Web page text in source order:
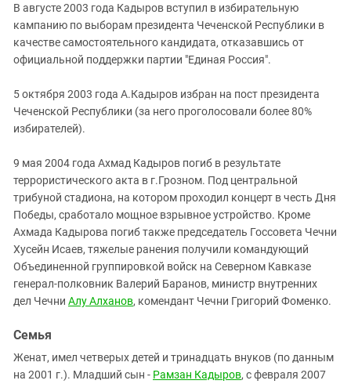
В августе 2003 года Кадыров вступил в избирательную
кампанию по выборам президента Чеченской Республики в
качестве самостоятельного кандидата, отказавшись от
официальной поддержки партии "Единая Россия".
5 октября 2003 года А.Кадыров избран на пост президента
Чеченской Республики (за него проголосовали более 80%
избирателей).
9 мая 2004 года Ахмад Кадыров погиб в результате
террористического акта в г.Грозном. Под центральной
трибуной стадиона, на котором проходил концерт в честь Дня
Победы, сработало мощное взрывное устройство. Кроме
Ахмада Кадырова погиб также председатель Госсовета Чечни
Хусейн Исаев, тяжелые ранения получили командующий
Объединенной группировкой войск на Северном Кавказе
генерал-полковник Валерий Баранов, министр внутренних
дел Чечни Алу Алханов, комендант Чечни Григорий Фоменко.
Семья
Женат, имел четверых детей и тринадцать внуков (по данным
на 2001 г.). Младший сын - Рамзан Кадыров, с февраля 2007